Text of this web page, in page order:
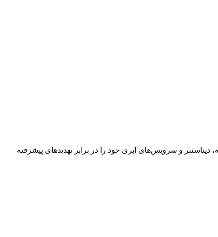
و سرویس‌های ابری خود را در برابر تهدیدهای پیشرفته